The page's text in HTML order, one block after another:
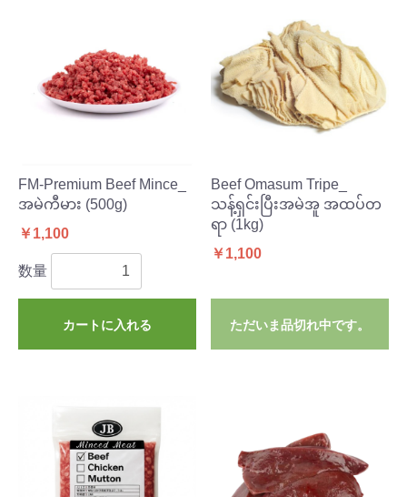
FM-Premium Beef Mince_
အမဲကီမား (500g)
￥1,100
数量
カートに入れる
Beef Omasum Tripe_
သန့်ရှင်းပြီးအမဲအူ အထပ်တ
ရာ (1kg)
￥1,100
ただいま品切れ中です。